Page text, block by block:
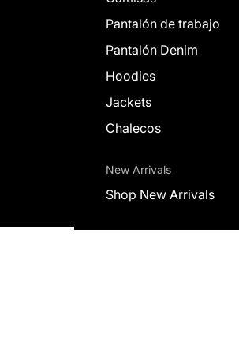
Pantalón de trabajo
Pantalón Denim
Hoodies
Jackets
Chalecos
New Arrivals
Shop New Arrivals